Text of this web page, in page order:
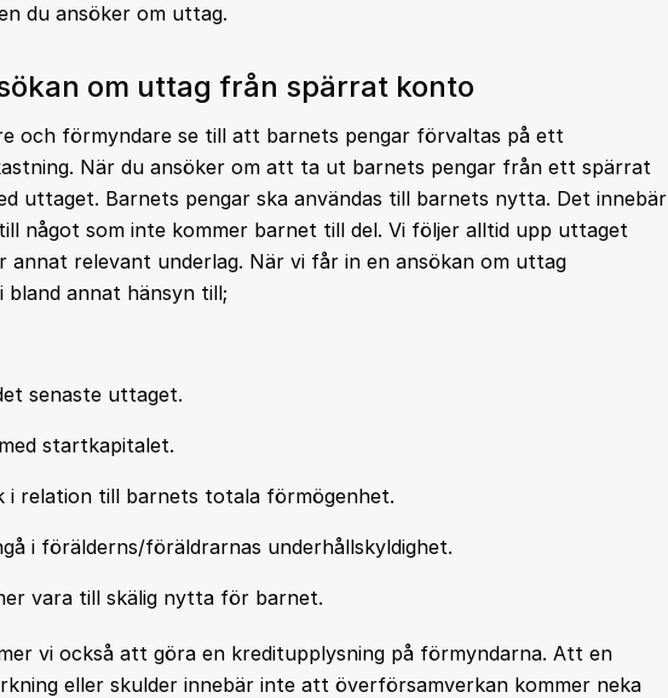
du ansöker om uttag.
om uttag från spärrat konto
och förmyndare se till att barnets pengar förvaltas på ett
När du ansöker om att ta ut barnets pengar från ett spärrat
uttaget. Barnets pengar ska användas till barnets nytta. Det innebär
något som inte kommer barnet till del. Vi följer alltid upp uttaget
annat relevant underlag. När vi får in en ansökan om uttag
annat hänsyn till;
senaste uttaget.
startkapitalet.
i relation till barnets totala förmögenhet.
i förälderns/föräldrarnas underhållskyldighet.
vara till skälig nytta för barnet.
vi också att göra en kreditupplysning på förmyndarna. Att en
eller skulder innebär inte att överförsamverkan kommer neka